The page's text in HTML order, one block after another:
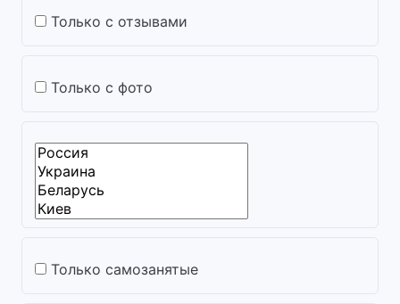
Только с отзывами
Только с фото
Только самозанятые